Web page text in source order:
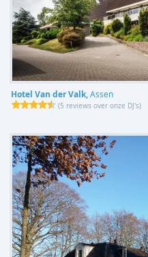
Hotel Van der Valk,Assen
(5 reviews over onze DJ's)